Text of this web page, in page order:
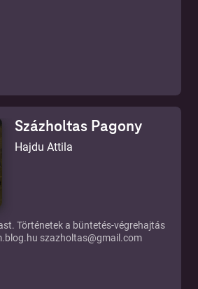
Százholtas Pagony
Hajdu Attila
Történetek a büntetés-végrehajtás
szazholtas@gmail.com